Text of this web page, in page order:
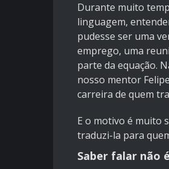
Durante muito
linguagem,
pudesse ser uma
emprego, uma
parte da equação.
nosso mentor
carreira de quem
E o motivo é muito
traduzi-la para
Saber falar não